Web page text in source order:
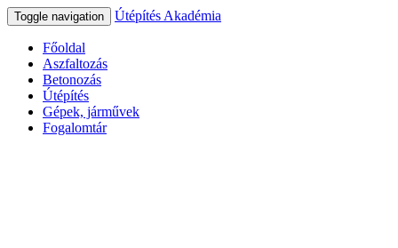
Toggle navigation Útépítés Akadémia
Főoldal
Aszfaltozás
Betonozás
Útépítés
Gépek, járművek
Fogalomtár